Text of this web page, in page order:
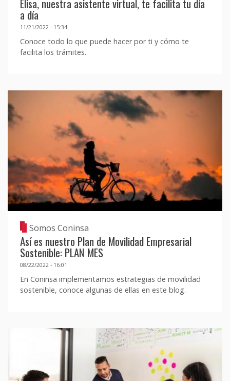
Elisa, nuestra asistente virtual, te facilita tu día
a día
11/21/2022 - 15:34
Conoce todo lo que puede hacer por ti y cómo te
facilita los trámites.
Somos Coninsa
Así es nuestro Plan de Movilidad Empresarial
Sostenible: PLAN MES
08/22/2022 - 16:01
En Coninsa implementamos estrategias de movilidad
sostenible, conoce algunas de ellas en este blog.